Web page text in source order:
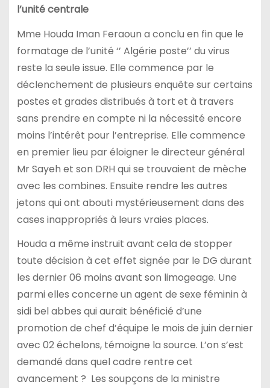
l’unité centrale
Mme Houda Iman Feraoun a conclu en fin que le
formatage de l’unité ‘’ Algérie poste’’ du virus
reste la seule issue. Elle commence par le
déclenchement de plusieurs enquête sur certains
postes et grades distribués à tort et à travers
sans prendre en compte ni la nécessité encore
moins l’intérêt pour l’entreprise. Elle commence
en premier lieu par éloigner le directeur général
Mr Sayeh et son DRH qui se trouvaient de mèche
avec les combines. Ensuite rendre les autres
jetons qui ont abouti mystérieusement dans des
cases inappropriés à leurs vraies places.
Houda a même instruit avant cela de stopper
toute décision à cet effet signée par le DG durant
les dernier 06 moins avant son limogeage. Une
parmi elles concerne un agent de sexe féminin à
sidi bel abbes qui aurait bénéficié d’une
promotion de chef d’équipe le mois de juin dernier
avec 02 échelons, témoigne la source. L’on s’est
demandé dans quel cadre rentre cet
avancement ? Les soupçons de la ministre